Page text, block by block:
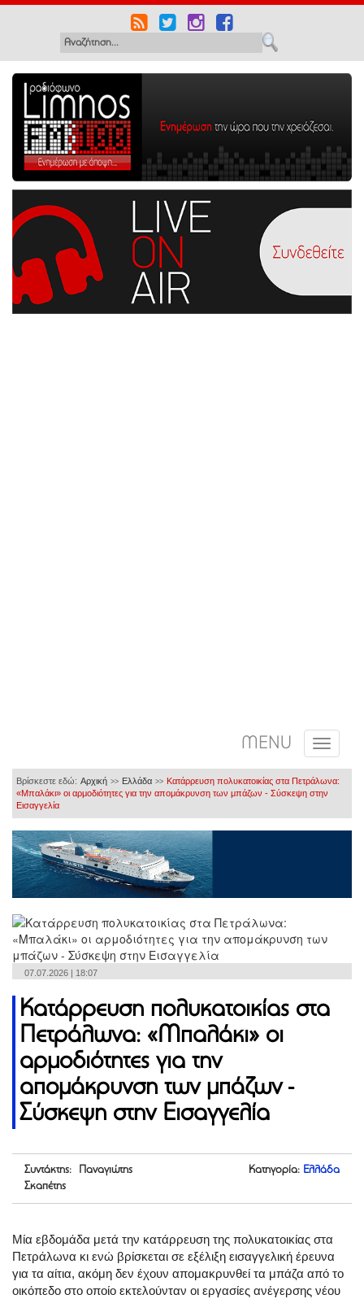
MENU
Βρίσκεστε εδώ: Αρχική >> Ελλάδα >> Κατάρρευση πολυκατοικίας στα Πετράλωνα:
«Μπαλάκι» οι αρμοδιότητες για την απομάκρυνση των μπάζων - Σύσκεψη στην
Εισαγγελία
07.07.2026 | 18:07
Κατάρρευση πολυκατοικίας στα
Πετράλωνα: «Μπαλάκι» οι
αρμοδιότητες για την
απομάκρυνση των μπάζων -
Σύσκεψη στην Εισαγγελία
Συντάκτης: Παναγιώτης
Σκαπέτης
Κατηγορία: Ελλάδα
Μία εβδομάδα μετά την κατάρρευση της πολυκατοικίας στα
Πετράλωνα κι ενώ βρίσκεται σε εξέλιξη εισαγγελική έρευνα
για τα αίτια, ακόμη δεν έχουν απομακρυνθεί τα μπάζα από το
οικόπεδο στο οποίο εκτελούνταν οι εργασίες ανέγερσης νέου